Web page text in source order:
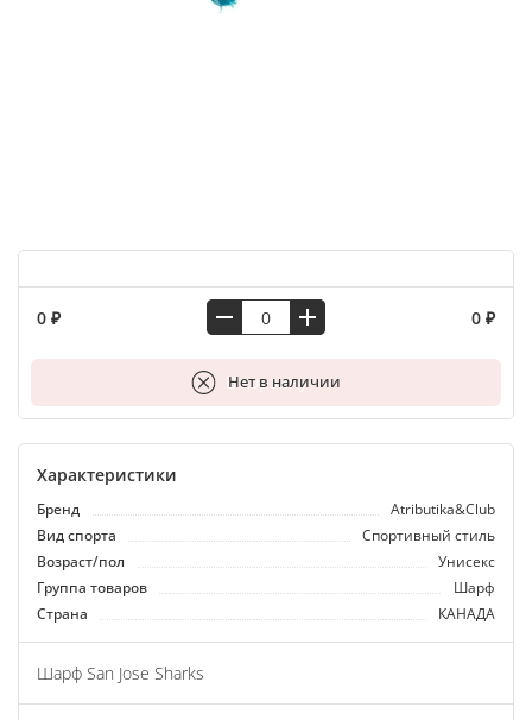
0 ₽ 0 ₽
Нет в наличии
В корзину
Характеристики
Бренд
Atributika&Club
Вид спорта
Спортивный стиль
Возраст/пол
Унисекс
Группа товаров
Шарф
Страна
КАНАДА
Шарф San Jose Sharks